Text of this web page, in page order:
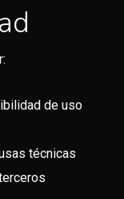
de uso
técnicas